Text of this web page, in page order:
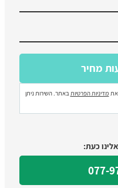
מדיניות הפרטיותבאתר. השירות ניתן
כעת: